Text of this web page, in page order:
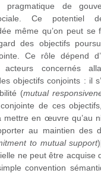
pragmatique de
Ce potentiel
même qu’on peut
des objectifs
Ce rôle dépend
acteurs concernés
objectifs conjoints : il
(mutual
de ces
mettre en œuvre qu’au
au maintien des
to mutual support
ne peut être acquise
convention